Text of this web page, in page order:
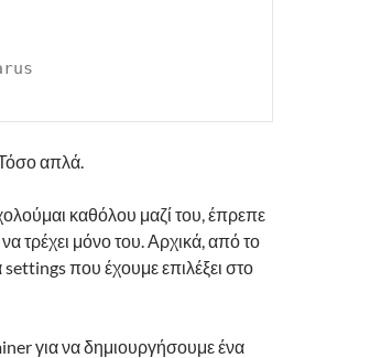
Τόσο απλά.
καθόλου μαζί του, έπρεπε
τρέχει μόνο του. Αρχικά, από το
που έχουμε επιλέξει στο
για να δημιουργήσουμε ένα